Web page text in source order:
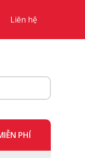
Liên hệ
PHÍ